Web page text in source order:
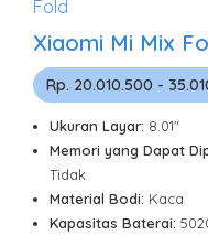
Xiaomi Mi Mix
Rp. 20.010.500 -
Ukuran Layar: 8.01"
Memori yang Dapat
Tidak
Material Bodi: Kaca
Kapasitas Baterai: